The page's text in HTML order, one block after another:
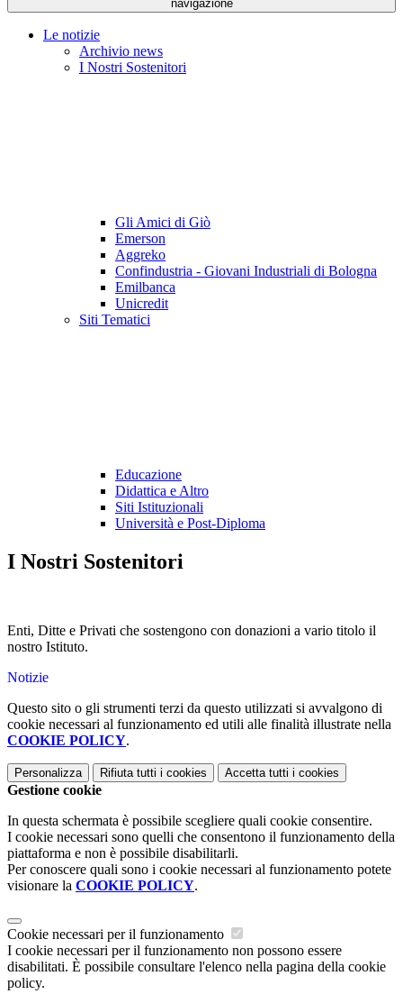
navigazione
Le notizie
Archivio news
I Nostri Sostenitori
Gli Amici di Giò
Emerson
Aggreko
Confindustria - Giovani Industriali di Bologna
Emilbanca
Unicredit
Siti Tematici
Educazione
Didattica e Altro
Siti Istituzionali
Università e Post-Diploma
I Nostri Sostenitori
Enti, Ditte e Privati che sostengono con donazioni a vario titolo il
nostro Istituto.
Notizie
Questo sito o gli strumenti terzi da questo utilizzati si avvalgono di
cookie necessari al funzionamento ed utili alle finalità illustrate nella
COOKIE POLICY.
Personalizza Rifiuta tutti i cookies Accetta tutti i cookies
Gestione cookie
In questa schermata è possibile scegliere quali cookie consentire.
I cookie necessari sono quelli che consentono il funzionamento della
piattaforma e non è possibile disabilitarli.
Per conoscere quali sono i cookie necessari al funzionamento potete
visionare la COOKIE POLICY.
Cookie necessari per il funzionamento
I cookie necessari per il funzionamento non possono essere
disabilitati. È possibile consultare l'elenco nella pagina della cookie
policy.